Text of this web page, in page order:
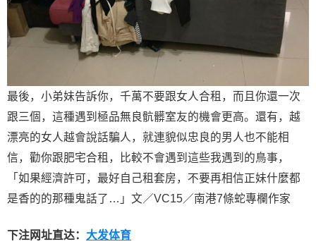
最後，小弟妹告訴你，千萬不要跟女人合租，而且你還一次
跟三個，這種遇到極品無良骯髒室友的機會更高。還有，越
漂亮的女人越會說話騙人，就連貌似忠良的男人也不能相
信，勸你跟肥宅合租，比較不會遇到這些我遇到的鳥事，
「如果經濟許可，最好自己租套房，不要再相信正妹什麼都
是香的的那種鬼話了…」文／VC15／南港7條蛇專欄作家
下注网址直达： 大发体育